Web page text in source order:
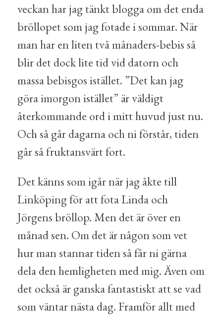
veckan har jag tänkt blogga om det enda
bröllopet som jag fotade i sommar. När
man har en liten två månaders-bebis så
blir det dock lite tid vid datorn och
massa bebisgos istället. ”Det kan jag
göra imorgon istället” är väldigt
återkommande ord i mitt huvud just nu.
Och så går dagarna och ni förstår, tiden
går så fruktansvärt fort.
Det känns som igår när jag åkte till
Linköping för att fota Linda och
Jörgens bröllop. Men det är över en
månad sen. Om det är någon som vet
hur man stannar tiden så får ni gärna
dela den hemligheten med mig. Även om
det också är ganska fantastiskt att se vad
som väntar nästa dag. Framför allt med